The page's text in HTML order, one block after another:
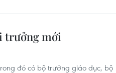
trưởng mới
đó có bộ trưởng giáo dục, bộ